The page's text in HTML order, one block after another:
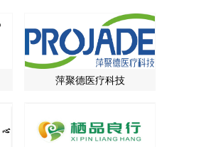
萍聚德医疗科技